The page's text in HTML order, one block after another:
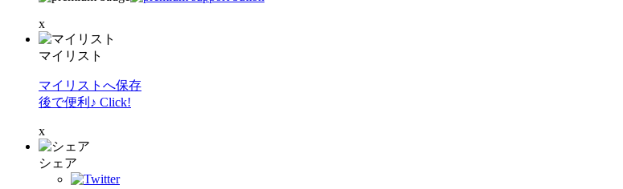
x
マイリスト
マイリストへ保存
後で便利♪ Click!
x
シェア